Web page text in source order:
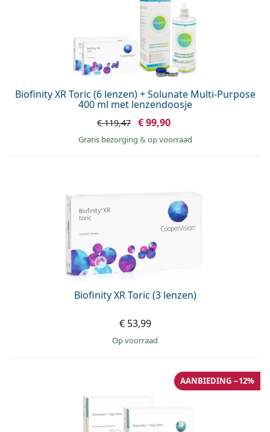
Biofinity XR Toric (6 lenzen) + Solunate Multi-Purpose
400 ml met lenzendoosje
€ 119,47 € 99,90
Gratis bezorging & op voorraad
Biofinity XR Toric (3 lenzen)
€ 53,99
op voorraad
AANBIEDING −12%